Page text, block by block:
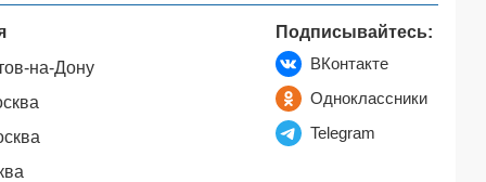
на-Дону
Подписывайтесь:
ВКонтакте
Одноклассники
Telegram